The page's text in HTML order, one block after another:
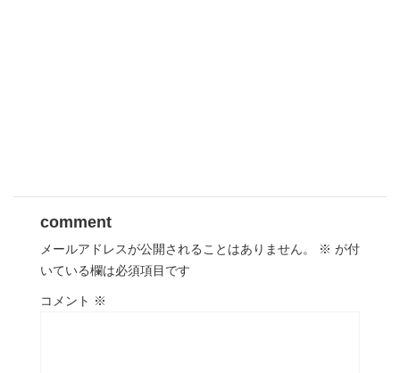
comment
メールアドレスが公開されることはありません。 ※ が付
いている欄は必須項目です
コメント ※